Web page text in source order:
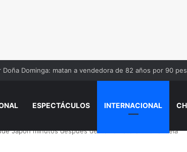
que piden dinero en salas de Cinépolis de Misiones
ESPECTÁCULOS INTERNACIONAL
Japón minutos después del terremoto en Venezuela